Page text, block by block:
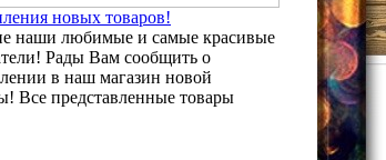
новых товаров!
наши любимые и самые красивые
Рады Вам сообщить о
в наш магазин новой
Все представленные товары